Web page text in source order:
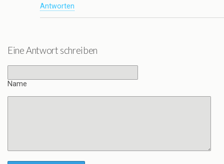
Antworten
Eine Antwort schreiben
Name